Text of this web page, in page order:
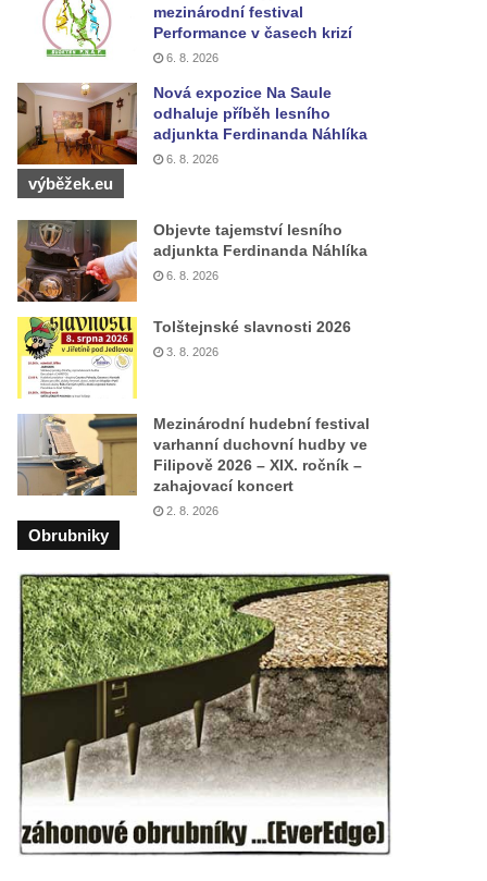
mezinárodní festival
Performance v časech krizí
6. 8. 2026
Nová expozice Na Saule
odhaluje příběh lesního
adjunkta Ferdinanda Náhlíka
6. 8. 2026
výběžek.eu
Objevte tajemství lesního
adjunkta Ferdinanda Náhlíka
6. 8. 2026
Tolštejnské slavnosti 2026
3. 8. 2026
Mezinárodní hudební festival
varhanní duchovní hudby ve
Filipově 2026 – XIX. ročník –
zahajovací koncert
2. 8. 2026
Obrubniky